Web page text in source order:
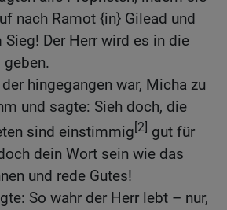
nach Ramot {in} Gilead und
Sieg! Der Herr wird es in die
hingegangen war, Micha zu
und sagte: Sieh doch, die
sind einstimmig[2] gut für
dein Wort sein wie das
und rede Gutes!
So wahr der Herr lebt – nur,